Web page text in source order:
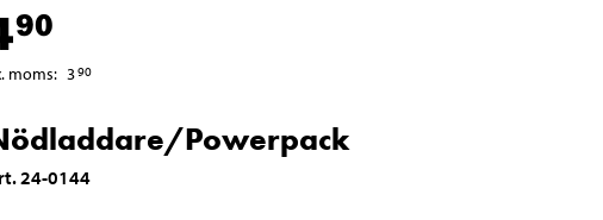
90
moms: 390
Powerpack
.24-0144